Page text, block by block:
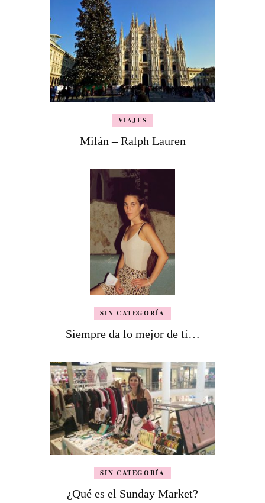
VIAJES
Milán – Ralph Lauren
SIN CATEGORÍA
Siempre da lo mejor de tí…
SIN CATEGORÍA
¿Qué es el Sunday Market?